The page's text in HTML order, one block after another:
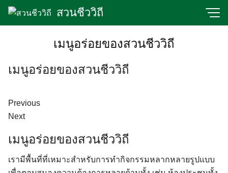
Skip
สวนชีววิถี
เมนูอร่อยของสวนชีววิถี
เมนูอร่อยของสวนชีววิถี
Previous
Next
เมนูอร่อยของสวนชีววิถี
เรามีพื้นที่ที่เหมาะสำหรับการทำกิจกรรมหลากหลายรูปแบบ